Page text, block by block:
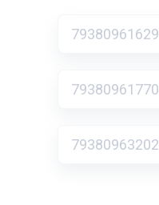
79380961629
79380961770
79380963202